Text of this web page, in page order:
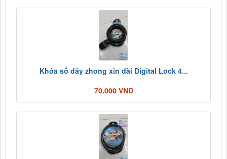
Khóa số dây zhong xin dài Digital Lock 4...
70.000 VND